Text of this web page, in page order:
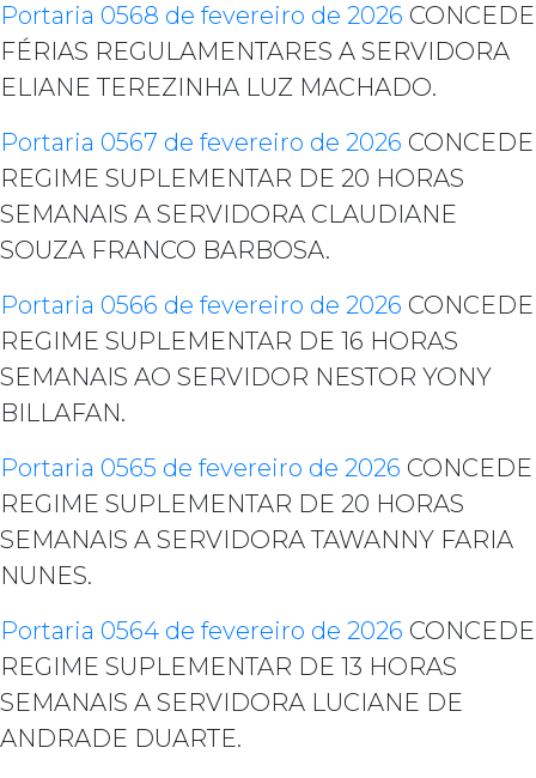
Portaria 0568 de fevereiro de 2026 CONCEDE
FÉRIAS REGULAMENTARES A SERVIDORA
ELIANE TEREZINHA LUZ MACHADO.
Portaria 0567 de fevereiro de 2026 CONCEDE
REGIME SUPLEMENTAR DE 20 HORAS
SEMANAIS A SERVIDORA CLAUDIANE
SOUZA FRANCO BARBOSA.
Portaria 0566 de fevereiro de 2026 CONCEDE
REGIME SUPLEMENTAR DE 16 HORAS
SEMANAIS AO SERVIDOR NESTOR YONY
BILLAFAN.
Portaria 0565 de fevereiro de 2026 CONCEDE
REGIME SUPLEMENTAR DE 20 HORAS
SEMANAIS A SERVIDORA TAWANNY FARIA
NUNES.
Portaria 0564 de fevereiro de 2026 CONCEDE
REGIME SUPLEMENTAR DE 13 HORAS
SEMANAIS A SERVIDORA LUCIANE DE
ANDRADE DUARTE.